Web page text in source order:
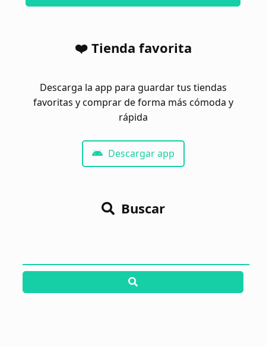
❤️ Tienda favorita
Descarga la app para guardar tus tiendas
favoritas y comprar de forma más cómoda y
rápida
Descargar app
Buscar